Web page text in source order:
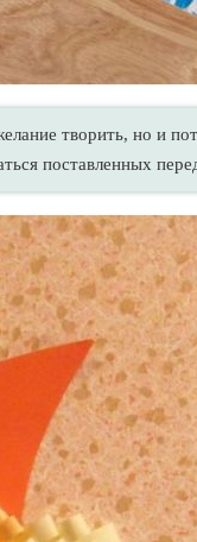
творить, но и
поставленных